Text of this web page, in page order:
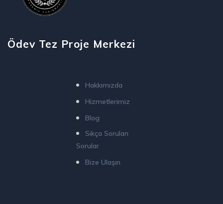
Ödev Tez Proje Merkezi
Hakkımızda
Hizmetlerimiz
Blog
Sıkça Sorulan
Sorular
Bize Ulaşın